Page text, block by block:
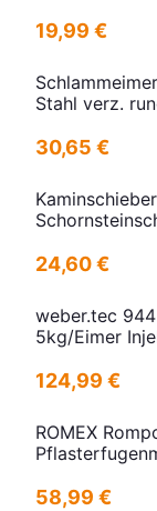
19,99 €
Stahl verz.
30,65 €
16,5x24,5cm
24,60 €
weber.tec
5kg/Eimer
124,99 €
ROMEX
58,99 €